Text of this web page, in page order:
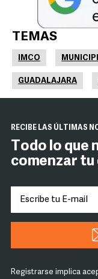
TEMAS
IMCO
GUADALAJARA
RECIBE LAS ÚLTIMAS
Todo lo que
comenzar tu
Registrarse implica